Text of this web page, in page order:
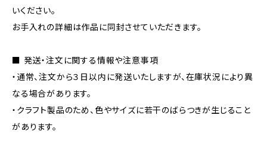
いください。
お手入れの詳細は作品に同封させていただきます。
■ 発送・注文に関する情報や注意事項
・通常、注文から３日以内に発送いたしますが、在庫状況により異
なる場合があります。
・クラフト製品のため、色やサイズに若干のばらつきが生じること
があります。